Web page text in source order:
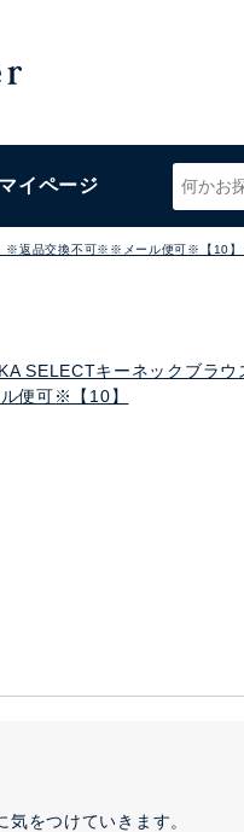
マイページ
』※返品交換不可※※メール便可※【10
SELECTキーネックブラウ
便可※【10】
をつけていきます。